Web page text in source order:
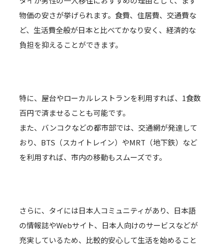
物価の安さが挙げられます。食費、住居費、交通費な
ど、生活費全般が日本と比べてかなり安く、経済的な
負担を抑えることができます。
特に、屋台やローカルレストランを利用すれば、1食数
百円で済ませることも可能です。
また、バンコクなどの都市部では、交通網が発達して
おり、BTS（スカイトレイン）やMRT（地下鉄）など
を利用すれば、市内の移動もスムーズです。
さらに、タイには日本人コミュニティがあり、日本語
の情報誌やWebサイト、日本人向けのサービスなどが
充実しているため、比較的安心して生活を始めること